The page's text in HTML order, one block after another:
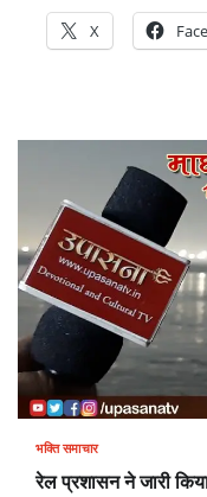
X
भक्ति समाचार
रेल प्रशासन ने जारी